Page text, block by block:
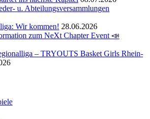
u. Abteilungsversammlungen
Wir kommen! 28.06.2026
zum NeXt Chapter Event 📣
– TRYOUTS Basket Girls Rhein-